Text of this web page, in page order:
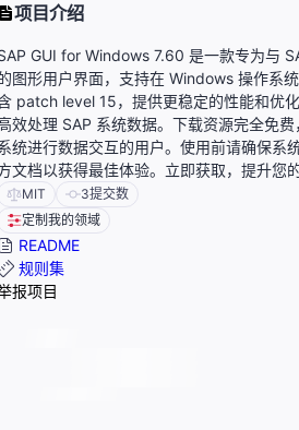
项目介绍
GUI for Windows 7.60 是一款专为与
图形用户界面，支持在 Windows 操作系
patch level 15，提供更稳定的性能和优
效处理 SAP 系统数据。下载资源完全免
统进行数据交互的用户。使用前请确保系
文档以获得最佳体验。立即获取，提升您
MIT 3提交数
定制我的领域
README
规则集
报项目